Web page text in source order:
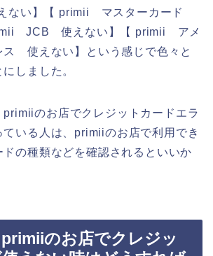
ない】【 primii マスターカード
JCB 使えない】【 primii アメ
ス 使えない】という感じで色々と
しました。
primiiのお店でクレジットカードエラ
ている人は、primiiのお店で利用でき
ドの種類などを確認されるといいか
primiiのお店でクレジッ